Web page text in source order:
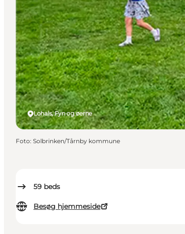
59 beds
Besøg hjemmeside
Lohals, Fyn og øerne
Foto: Solbrinken/Tårnby kommune